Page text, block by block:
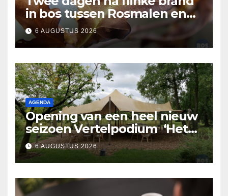
in bos tussen Rosmalen en
Nuland
6 AUGUSTUS 2026
AGENDA
Opening van een heel nieuw
seizoen Vertelpodium ‘Het
Lopende Vuur’. Landelijke
verhalen in Bomentuin D’n
Hooidonk
6 AUGUSTUS 2026